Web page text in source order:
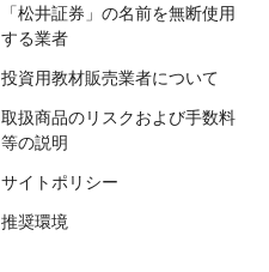
「松井証券」の名前を無断使用
する業者
投資用教材販売業者について
取扱商品のリスクおよび手数料
等の説明
サイトポリシー
推奨環境